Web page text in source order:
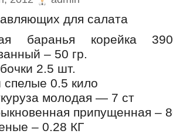
для салата
баранья корейка
– 50 гр.
2.5 шт.
0.5 кило
молодая — 7 ст
припущенная –
– 0.28 КГ